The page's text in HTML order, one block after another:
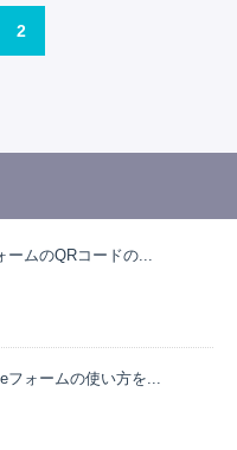
2
ームのQRコードの...
フォームの使い方を...